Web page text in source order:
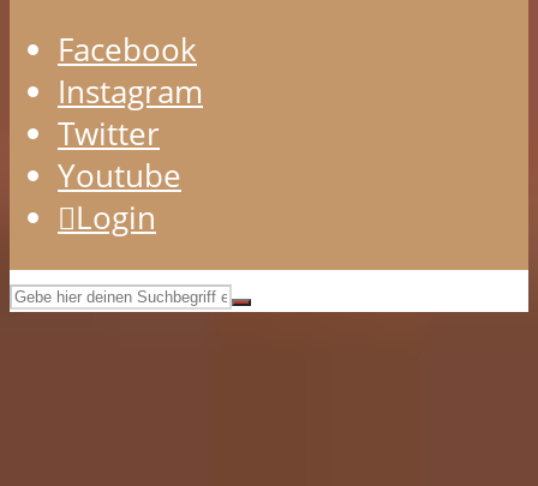
Facebook
Instagram
Twitter
Youtube
Login